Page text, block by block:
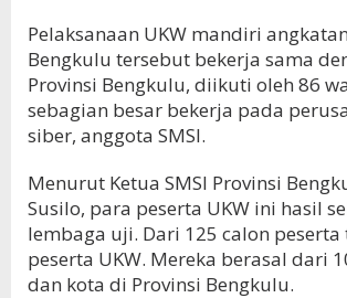
Pelaksanaan UKW mandiri
Bengkulu tersebut bekerja sama
Provinsi Bengkulu, diikuti oleh 86
sebagian besar bekerja pada
siber, anggota SMSI.
Menurut Ketua SMSI Provinsi
Susilo, para peserta UKW ini hasil
lembaga uji. Dari 125 calon peserta
peserta UKW. Mereka berasal dari
dan kota di Provinsi Bengkulu.